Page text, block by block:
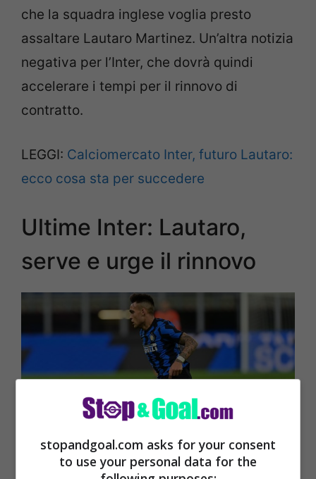
che la squadra inglese voglia presto
assaltare Lautaro Martinez. Un’altra notizia
negativa per l’Inter, che dovrà quindi
accelerare i tempi per il rinnovo di
contratto.
LEGGI: Calciomercato Inter, futuro Lautaro:
ecco cosa sta per succedere
Ultime Inter: Lautaro,
serve e urge il rinnovo
Calciomercato Inter, futuro Lautaro Martinez (Getty
stopandgoal.com asks for your consent
to use your personal data for the